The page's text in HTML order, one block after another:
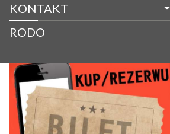
KONTAKT
RODO